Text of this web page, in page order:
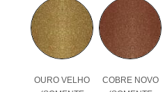
OURO VELHO
COBRE NOVO